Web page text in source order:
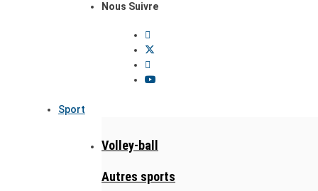
Nous Suivre
Sport
Volley-ball
Autres sports